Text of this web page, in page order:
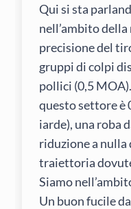
Qui si sta
nell’ambito della
precisione del
gruppi di colpi
pollici (0,5
questo settore è
iarde), una roba
riduzione a
traiettoria
Siamo
Un buon fucile